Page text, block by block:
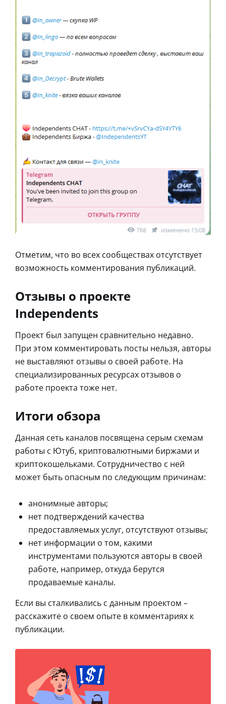
Отметим, что во всех сообществах отсутствует
возможность комментирования публикаций.
Отзывы о проекте
Independents
Проект был запущен сравнительно недавно.
При этом комментировать посты нельзя, авторы
не выставляют отзывы о своей работе. На
специализированных ресурсах отзывов о
работе проекта тоже нет.
Итоги обзора
Данная сеть каналов посвящена серым схемам
работы с Ютуб, криптовалютными биржами и
криптокошельками. Сотрудничество с ней
может быть опасным по следующим причинам:
анонимные авторы;
нет подтверждений качества
предоставляемых услуг, отсутствуют отзывы;
нет информации о том, какими
инструментами пользуются авторы в своей
работе, например, откуда берутся
продаваемые каналы.
Если вы сталкивались с данным проектом –
расскажите о своем опыте в комментариях к
публикации.